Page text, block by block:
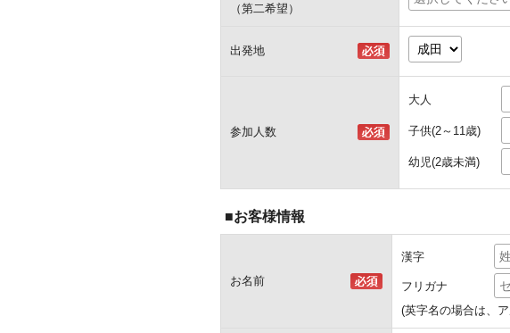
（第二希望）
出発地
参加人数
大人
子供(2～11歳)
幼児(2歳未満)
■お客様情報
お名前
漢字
フリガナ
(英字名の場合は、